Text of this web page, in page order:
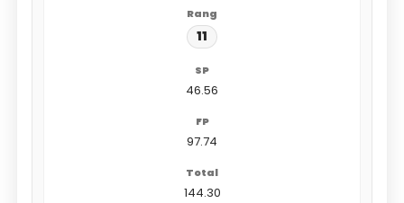
11
46.56
97.74
144.30